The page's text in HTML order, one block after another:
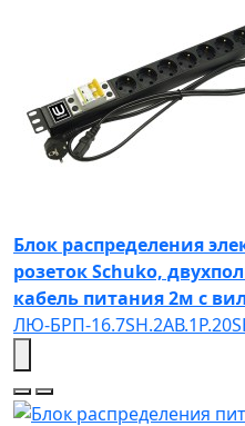
Блок распределения
розеток Schuko,
кабель питания 2м с
ЛЮ-БРП-